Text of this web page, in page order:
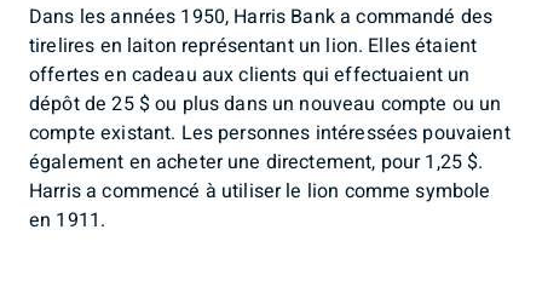
Dans les années 1950, Harris Bank a commandé des
tirelires en laiton représentant un lion. Elles étaient
offertes en cadeau aux clients qui effectuaient un
dépôt de 25 $ ou plus dans un nouveau compte ou un
compte existant. Les personnes intéressées pouvaient
également en acheter une directement, pour 1,25 $.
Harris a commencé à utiliser le lion comme symbole
en 1911.